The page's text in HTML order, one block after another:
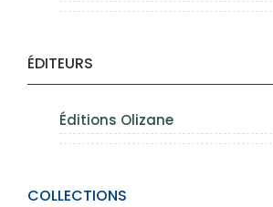
ÉDITEURS
Éditions Olizane
COLLECTIONS